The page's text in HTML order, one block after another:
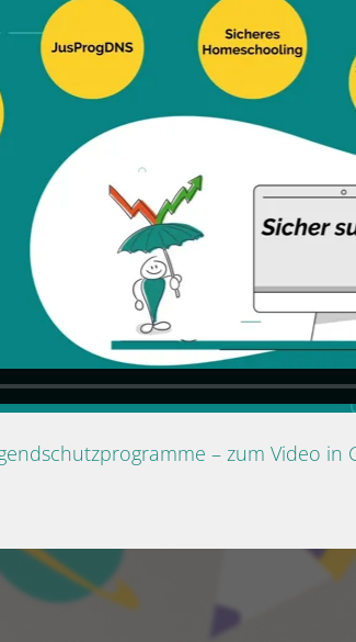
– zum Video in